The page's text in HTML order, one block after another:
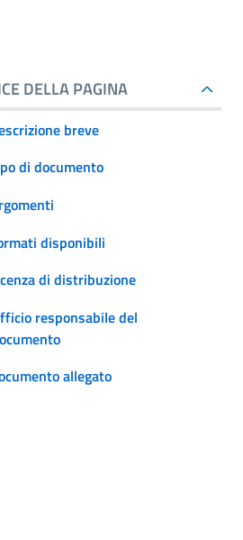
DELLA PAGINA
breve
di documento
disponibili
di distribuzione
responsabile del
allegato